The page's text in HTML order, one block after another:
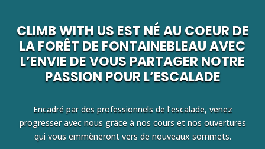
CLIMB WITH US EST NÉ AU COEUR DE
LA FORÊT DE FONTAINEBLEAU AVEC
L’ENVIE DE VOUS PARTAGER NOTRE
PASSION POUR L’ESCALADE
Encadré par des professionnels de l’escalade, venez
progresser avec nous grâce à nos cours et nos ouvertures
qui vous emmèneront vers de nouveaux sommets.